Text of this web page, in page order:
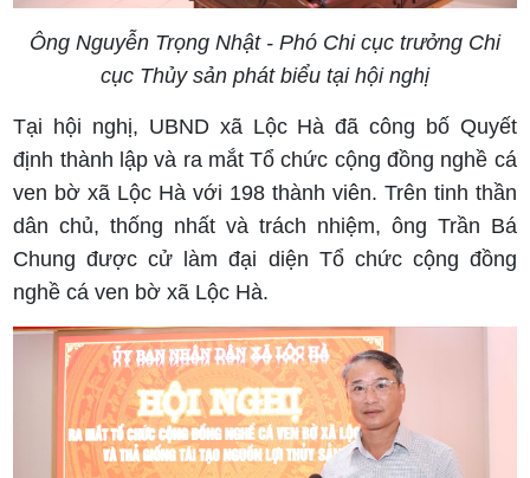
Ông Nguyễn Trọng Nhật - Phó Chi cục trưởng Chi
cục Thủy sản phát biểu tại hội nghị
Tại hội nghị, UBND xã Lộc Hà đã công bố Quyết
định thành lập và ra mắt Tổ chức cộng đồng nghề cá
ven bờ xã Lộc Hà với 198 thành viên. Trên tinh thần
dân chủ, thống nhất và trách nhiệm, ông Trần Bá
Chung được cử làm đại diện Tổ chức cộng đồng
nghề cá ven bờ xã Lộc Hà.